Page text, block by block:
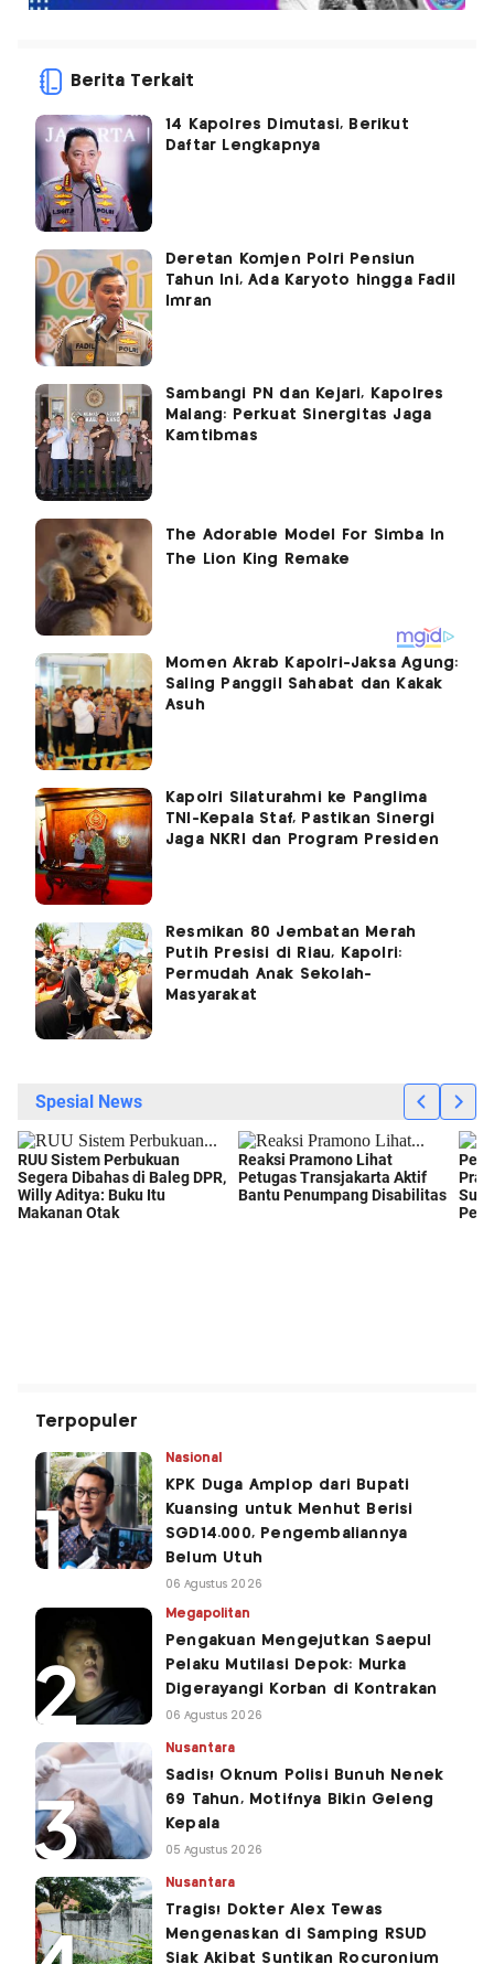
Berita Terkait
14 Kapolres Dimutasi, Berikut
Daftar Lengkapnya
Deretan Komjen Polri Pensiun
Tahun Ini, Ada Karyoto hingga Fadil
Imran
Sambangi PN dan Kejari, Kapolres
Malang: Perkuat Sinergitas Jaga
Kamtibmas
Momen Akrab Kapolri-Jaksa Agung:
Saling Panggil Sahabat dan Kakak
Asuh
Kapolri Silaturahmi ke Panglima
TNI-Kepala Staf, Pastikan Sinergi
Jaga NKRI dan Program Presiden
Resmikan 80 Jembatan Merah
Putih Presisi di Riau, Kapolri:
Permudah Anak Sekolah-
Masyarakat
Terpopuler
Nasional
KPK Duga Amplop dari Bupati
Kuansing untuk Menhut Berisi
SGD14.000, Pengembaliannya
Belum Utuh
06 Agustus 2026
Megapolitan
Pengakuan Mengejutkan Saepul
Pelaku Mutilasi Depok: Murka
Digerayangi Korban di Kontrakan
06 Agustus 2026
Nusantara
Sadis! Oknum Polisi Bunuh Nenek
69 Tahun, Motifnya Bikin Geleng
Kepala
05 Agustus 2026
Nusantara
Tragis! Dokter Alex Tewas
Mengenaskan di Samping RSUD
Siak Akibat Suntikan Rocuronium